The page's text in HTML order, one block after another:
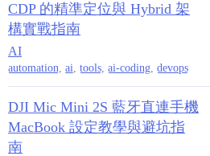
CDP 的精準定位與 Hybrid 架
構實戰指南
AI
automation, ai, tools, ai-coding, devops
DJI Mic Mini 2S 藍牙直連手機
MacBook 設定教學與避坑指
南